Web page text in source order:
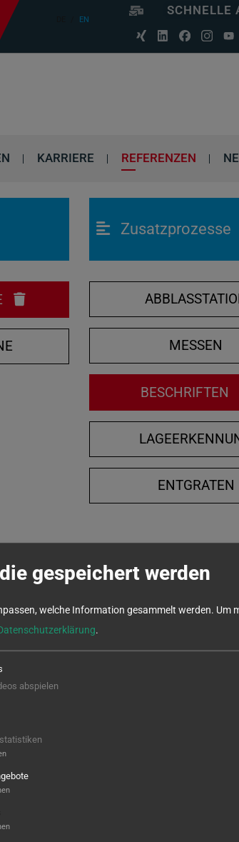
EN
SCHNELLE
KARRIERE REFERENZEN
Zusatzprozesse
MESSEN
BESCHRIFTEN
ENTGRATEN
gespeichert werden
welche Information gesammelt werden. Um
.
abspielen